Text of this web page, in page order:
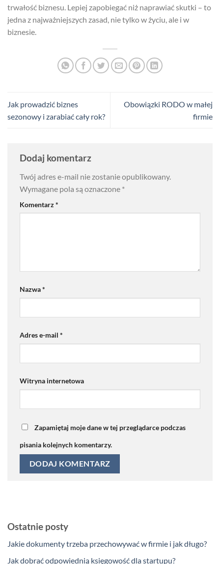
trwałość biznesu. Lepiej zapobiegać niż naprawiać skutki – to
jedna z najważniejszych zasad, nie tylko w życiu, ale i w
biznesie.
Jak prowadzić biznes
sezonowy i zarabiać cały rok?
Obowiązki RODO w małej
firmie
Dodaj komentarz
Twój adres e-mail nie zostanie opublikowany.
Wymagane pola są oznaczone *
Komentarz*
Nazwa*
Adres e-mail *
Witryna internetowa
Zapamiętaj moje dane w tej przeglądarce podczas
pisania kolejnych komentarzy.
Ostatnie posty
Jakie dokumenty trzeba przechowywać w firmie i jak długo?
Jak dobrać odpowiednią księgowość dla startupu?